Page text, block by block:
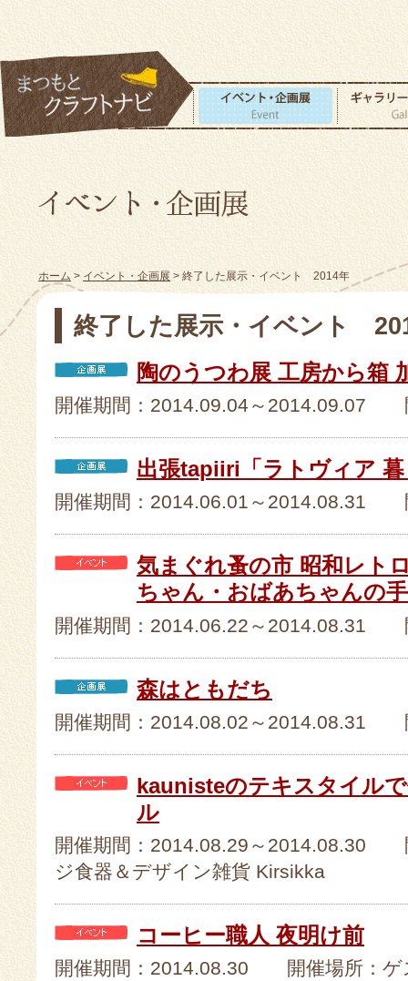
ホーム>イベント・企画展> 終了した展示・イベント 2014年
終了した展示・イベント
陶のうつわ展 工房から箱
開催期間：2014.09.04～2014.09.07
出張tapiiri「ラトヴィア
開催期間：2014.06.01～2014.08.31
気まぐれ蚤の市 昭和レト
ちゃん・おばあちゃんの
開催期間：2014.06.22～2014.08.31
森はともだち
開催期間：2014.08.02～2014.08.31
kaunisteのテキスタイル
ル
開催期間：2014.08.29～2014.08.30
ジ食器＆デザイン雑貨 Kirsikka
コーヒー職人 夜明け前
開催期間：2014.08.30 開催場所：ゲ